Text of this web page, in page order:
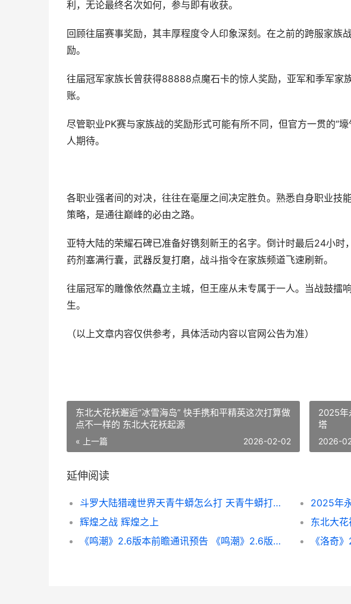
利，无论最终名次如何，参与即有收获。
回顾往届赛事奖励，其丰厚程度令人印象深刻。在之前的跨服家族
励。
往届冠军家族长曾获得88888点魔石卡的惊人奖励，亚军和季军
账。
尽管职业PK赛与家族战的奖励形式可能有所不同，但官方一贯的“
人期待。
各职业强者间的对决，往往在毫厘之间决定胜负。熟悉自身职业技
策略，是通往巅峰的必由之路。
亚特大陆的荣耀石碑已准备好镌刻新王的名字。倒计时最后24小
药剂塞满行囊，武器反复打磨，战斗指令在家族频道飞速刷新。
往届冠军的雕像依然矗立主城，但王座从未专属于一人。当战鼓擂
生。
（以上文章内容仅供参考，具体活动内容以官网公告为准）
东北大花袄邂逅“冰雪海岛” 快手携和平精英这次打算做
点不一样的​ 东北大花袄起源
« 上一篇 2026-02-02
2025年
塔
2026-
延伸阅读
斗罗大陆猎魂世界天青牛蟒怎么打 天青牛蟒打法教育 斗罗大陆猎魂世界如何快速提升战力
辉煌之战 辉煌之上
《鸣潮》2.6版本前瞻通讯预告 《鸣潮》2.6版本更新维护预告 -《鸣潮》官方网站
《洛奇